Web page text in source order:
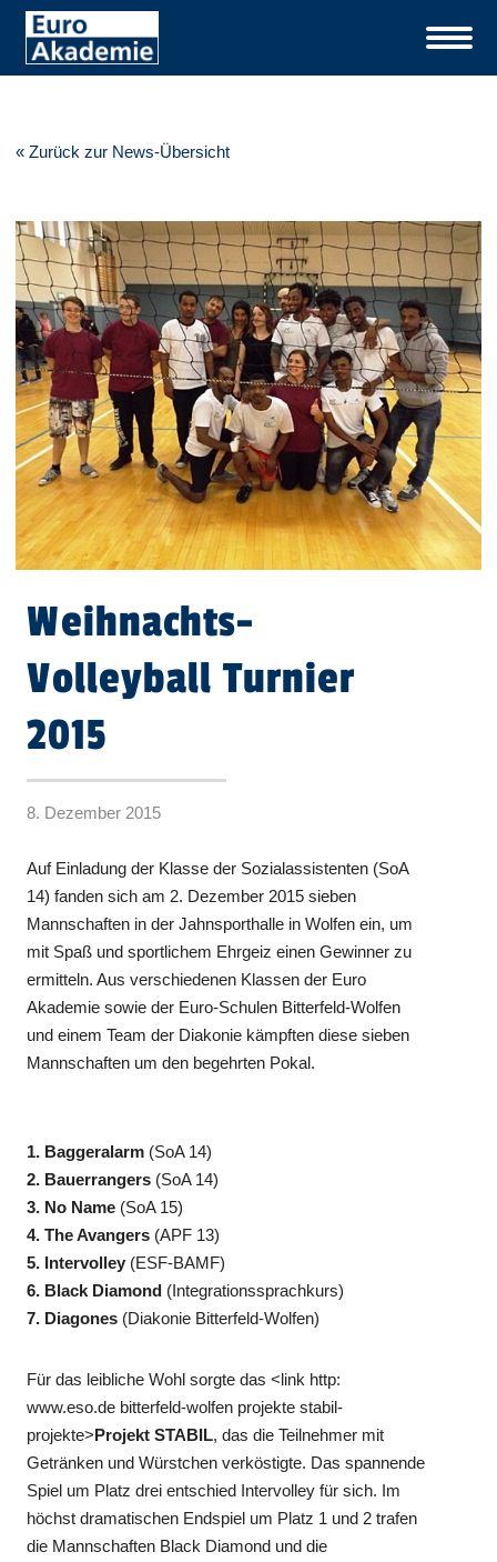
« Zurück zur News-Übersicht
Weihnachts-
Volleyball Turnier
2015
8. Dezember 2015
Auf Einladung der Klasse der Sozialassistenten (SoA
14) fanden sich am 2. Dezember 2015 sieben
Mannschaften in der Jahnsporthalle in Wolfen ein, um
mit Spaß und sportlichem Ehrgeiz einen Gewinner zu
ermitteln. Aus verschiedenen Klassen der Euro
Akademie sowie der Euro-Schulen Bitterfeld-Wolfen
und einem Team der Diakonie kämpften diese sieben
Mannschaften um den begehrten Pokal.
1. Baggeralarm (SoA 14)
2. Bauerrangers (SoA 14)
3. No Name (SoA 15)
4. The Avangers (APF 13)
5. Intervolley (ESF-BAMF)
6. Black Diamond (Integrationssprachkurs)
7. Diagones (Diakonie Bitterfeld-Wolfen)
Für das leibliche Wohl sorgte das <link http:
www.eso.de bitterfeld-wolfen projekte stabil-
projekte>Projekt STABIL, das die Teilnehmer mit
Getränken und Würstchen verköstigte. Das spannende
Spiel um Platz drei entschied Intervolley für sich. Im
höchst dramatischen Endspiel um Platz 1 und 2 trafen
die Mannschaften Black Diamond und die